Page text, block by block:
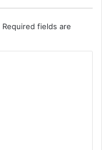
Required fields are